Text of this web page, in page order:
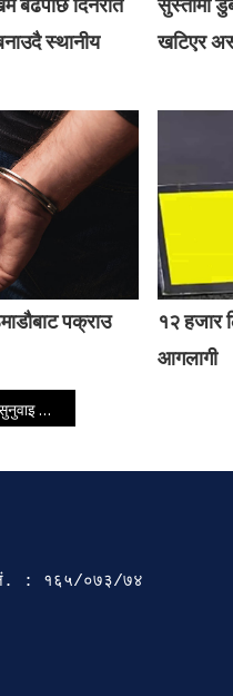
स्थानीय
खटिएर
पक्राउ
१२ हजार
आगलागी
स्थगित
नं. : १६५/०७३/७४